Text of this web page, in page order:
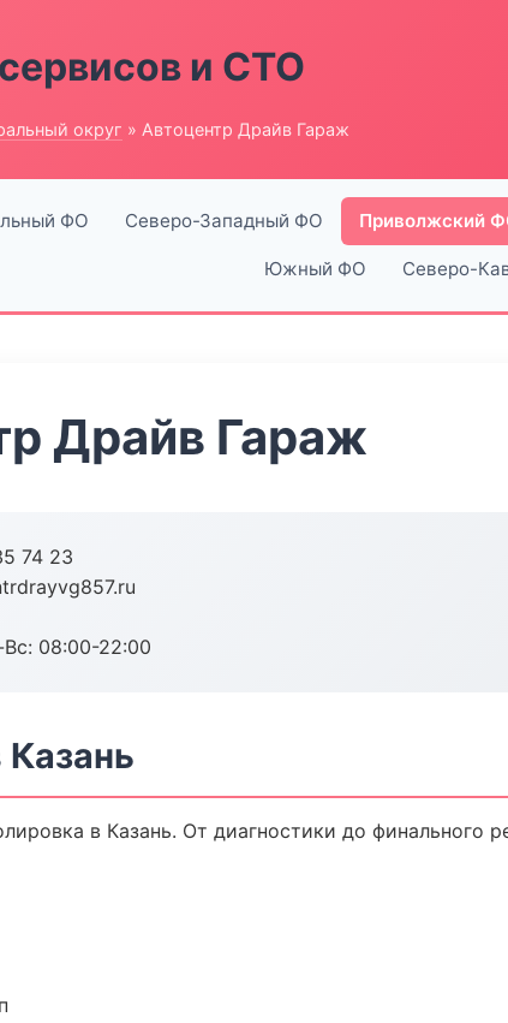
и СТО
округ » Автоцентр Драйв Гараж
ФО Северо-Западный ФО Приволжский
Южный ФО Северо-
Драйв Гараж
74 23
08:00-22:00
в Казань. От диагностики до финального